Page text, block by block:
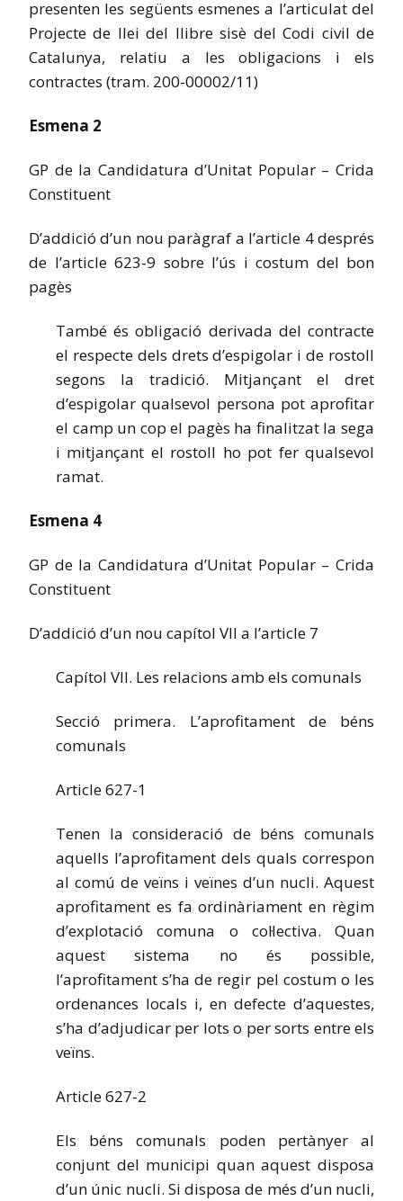
presenten les següents esmenes a l’articulat del
Projecte de llei del llibre sisè del Codi civil de
Catalunya, relatiu a les obligacions i els
contractes (tram. 200-00002/11)
Esmena 2
GP de la Candidatura d’Unitat Popular – Crida
Constituent
D’addició d’un nou paràgraf a l’article 4 després
de l’article 623-9 sobre l’ús i costum del bon
pagès
També és obligació derivada del contracte
el respecte dels drets d’espigolar i de rostoll
segons la tradició. Mitjançant el dret
d’espigolar qualsevol persona pot aprofitar
el camp un cop el pagès ha finalitzat la sega
i mitjançant el rostoll ho pot fer qualsevol
ramat.
Esmena 4
GP de la Candidatura d’Unitat Popular – Crida
Constituent
D’addició d’un nou capítol VII a l’article 7
Capítol VII. Les relacions amb els comunals
Secció primera. L’aprofitament de béns
comunals
Article 627-1
Tenen la consideració de béns comunals
aquells l’aprofitament dels quals correspon
al comú de veïns i veïnes d’un nucli. Aquest
aprofitament es fa ordinàriament en règim
d’explotació comuna o col·lectiva. Quan
aquest sistema no és possible,
l’aprofitament s’ha de regir pel costum o les
ordenances locals i, en defecte d’aquestes,
s’ha d’adjudicar per lots o per sorts entre els
veïns.
Article 627-2
Els béns comunals poden pertànyer al
conjunt del municipi quan aquest disposa
d’un únic nucli. Si disposa de més d’un nucli,